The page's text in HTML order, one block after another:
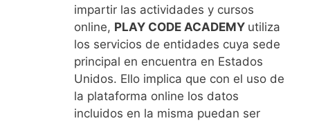
impartir las actividades y cursos
online, PLAY CODE ACADEMY utiliza
los servicios de entidades cuya sede
principal en encuentra en Estados
Unidos. Ello implica que con el uso de
la plataforma online los datos
incluidos en la misma puedan ser